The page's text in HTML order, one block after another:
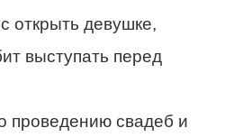
открыть девушке,
выступать перед
проведению свадеб и